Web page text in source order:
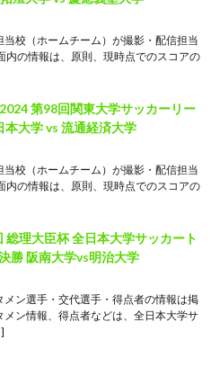
校（ホームチーム）が撮影・配信担当
内の情報は、原則、現時点でのスコアの
第98回関東大学サッカーリー
本大学 vs 流通経済大学
校（ホームチーム）が撮影・配信担当
内の情報は、原則、現時点でのスコアの
総理大臣杯 全日本大学サッカート
勝 阪南大学vs明治大学
メン選手・交代選手・得点者の情報は掲
メン情報、得点者などは、全日本大学サ